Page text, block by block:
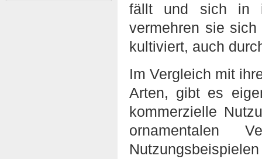
fällt und sich in
vermehren sie
kultiviert, auch
Im Vergleich mit
Arten, gibt es
kommerzielle
ornamentalen